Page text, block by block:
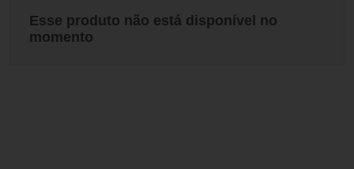
Esse produto não está disponível no
momento